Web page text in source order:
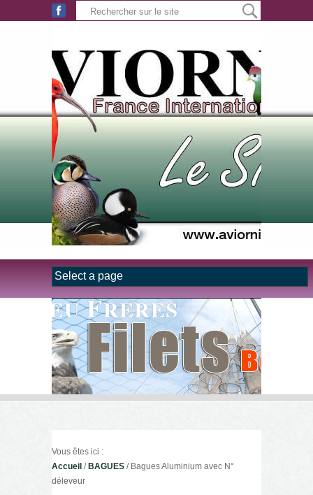
Aller au contenu principal
Vous êtes ici :
Accueil /BAGUES / Bagues Aluminium avec N°
déleveur